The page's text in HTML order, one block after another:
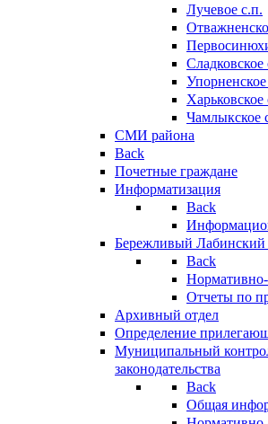
Лучевое с.п.
Сладковское
Харьковское
Чамлыкское
СМИ района
Back
Почетные граждане
Информатизация
Back
Бережливый Лабинский
Back
Отчеты по
Архивный отдел
Определение
Муниципальный
законодательства
Back
Общая